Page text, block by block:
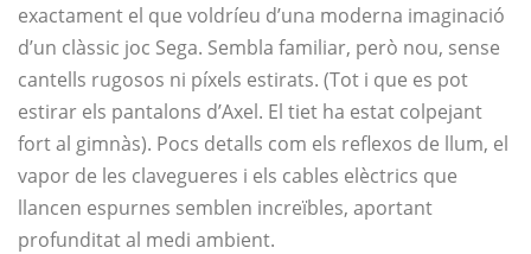
exactament el que voldríeu d’una moderna imaginació
d’un clàssic joc Sega. Sembla familiar, però nou, sense
cantells rugosos ni píxels estirats. (Tot i que es pot
estirar els pantalons d’Axel. El tiet ha estat colpejant
fort al gimnàs). Pocs detalls com els reflexos de llum, el
vapor de les clavegueres i els cables elèctrics que
llancen espurnes semblen increïbles, aportant
profunditat al medi ambient.